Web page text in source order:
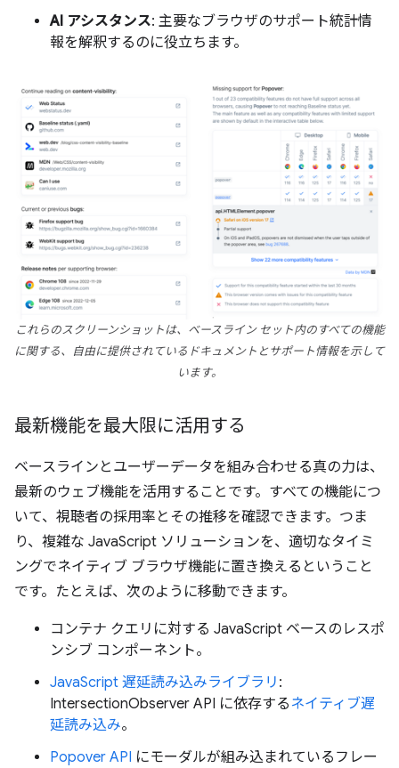
AI アシスタンス: 主要なブラウザのサポート統計情
報を解釈するのに役立ちます。
これらのスクリーンショットは、ベースライン セット内のすべての機能
に関する、自由に提供されているドキュメントとサポート情報を示して
います。
最新機能を最大限に活用する
ベースラインとユーザーデータを組み合わせる真の力は、
最新のウェブ機能を活用することです。すべての機能につ
いて、視聴者の採用率とその推移を確認できます。つま
り、複雑な JavaScript ソリューションを、適切なタイミ
ングでネイティブ ブラウザ機能に置き換えるということ
です。たとえば、次のように移動できます。
コンテナ クエリに対する JavaScript ベースのレスポ
ンシブ コンポーネント。
JavaScript 遅延読み込みライブラリ :
IntersectionObserver API に依存する ネイティブ遅
延読み込み。
Popover API にモーダルが組み込まれているフレー